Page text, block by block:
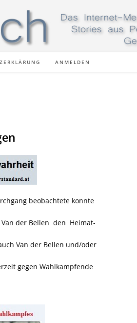
ANMELDEN
beobachtete konnte
der Bellen den Heimat-
Van der Bellen und/oder
gegen Wahlkampfende